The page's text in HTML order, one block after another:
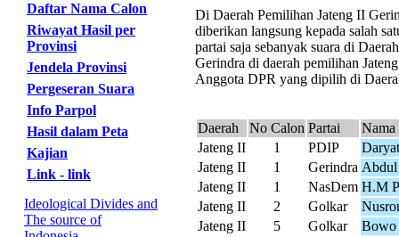
Daftar Nama Calon
Riwayat Hasil per
Provinsi
Jendela Provinsi
Pergeseran Suara
Info Parpol
Hasil dalam Peta
Kajian
Link - link
Ideological Divides and
The source of
Di Daerah Pemilihan Jateng II
diberikan langsung kepada salah
partai saja sebanyak suara di
Gerindra di daerah pemilihan
Anggota DPR yang dipilih di
Daerah No Calon Partai
Nama
Jateng II
1 PDIP
Jateng II
1 Gerindra
Jateng II
1 NasDem H.M
Jateng II
2 Golkar
Jateng II
5 Golkar
Bowo